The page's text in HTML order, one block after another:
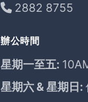
2882 8755
辦公時間
星期一至五:
星期六 & 星期日: